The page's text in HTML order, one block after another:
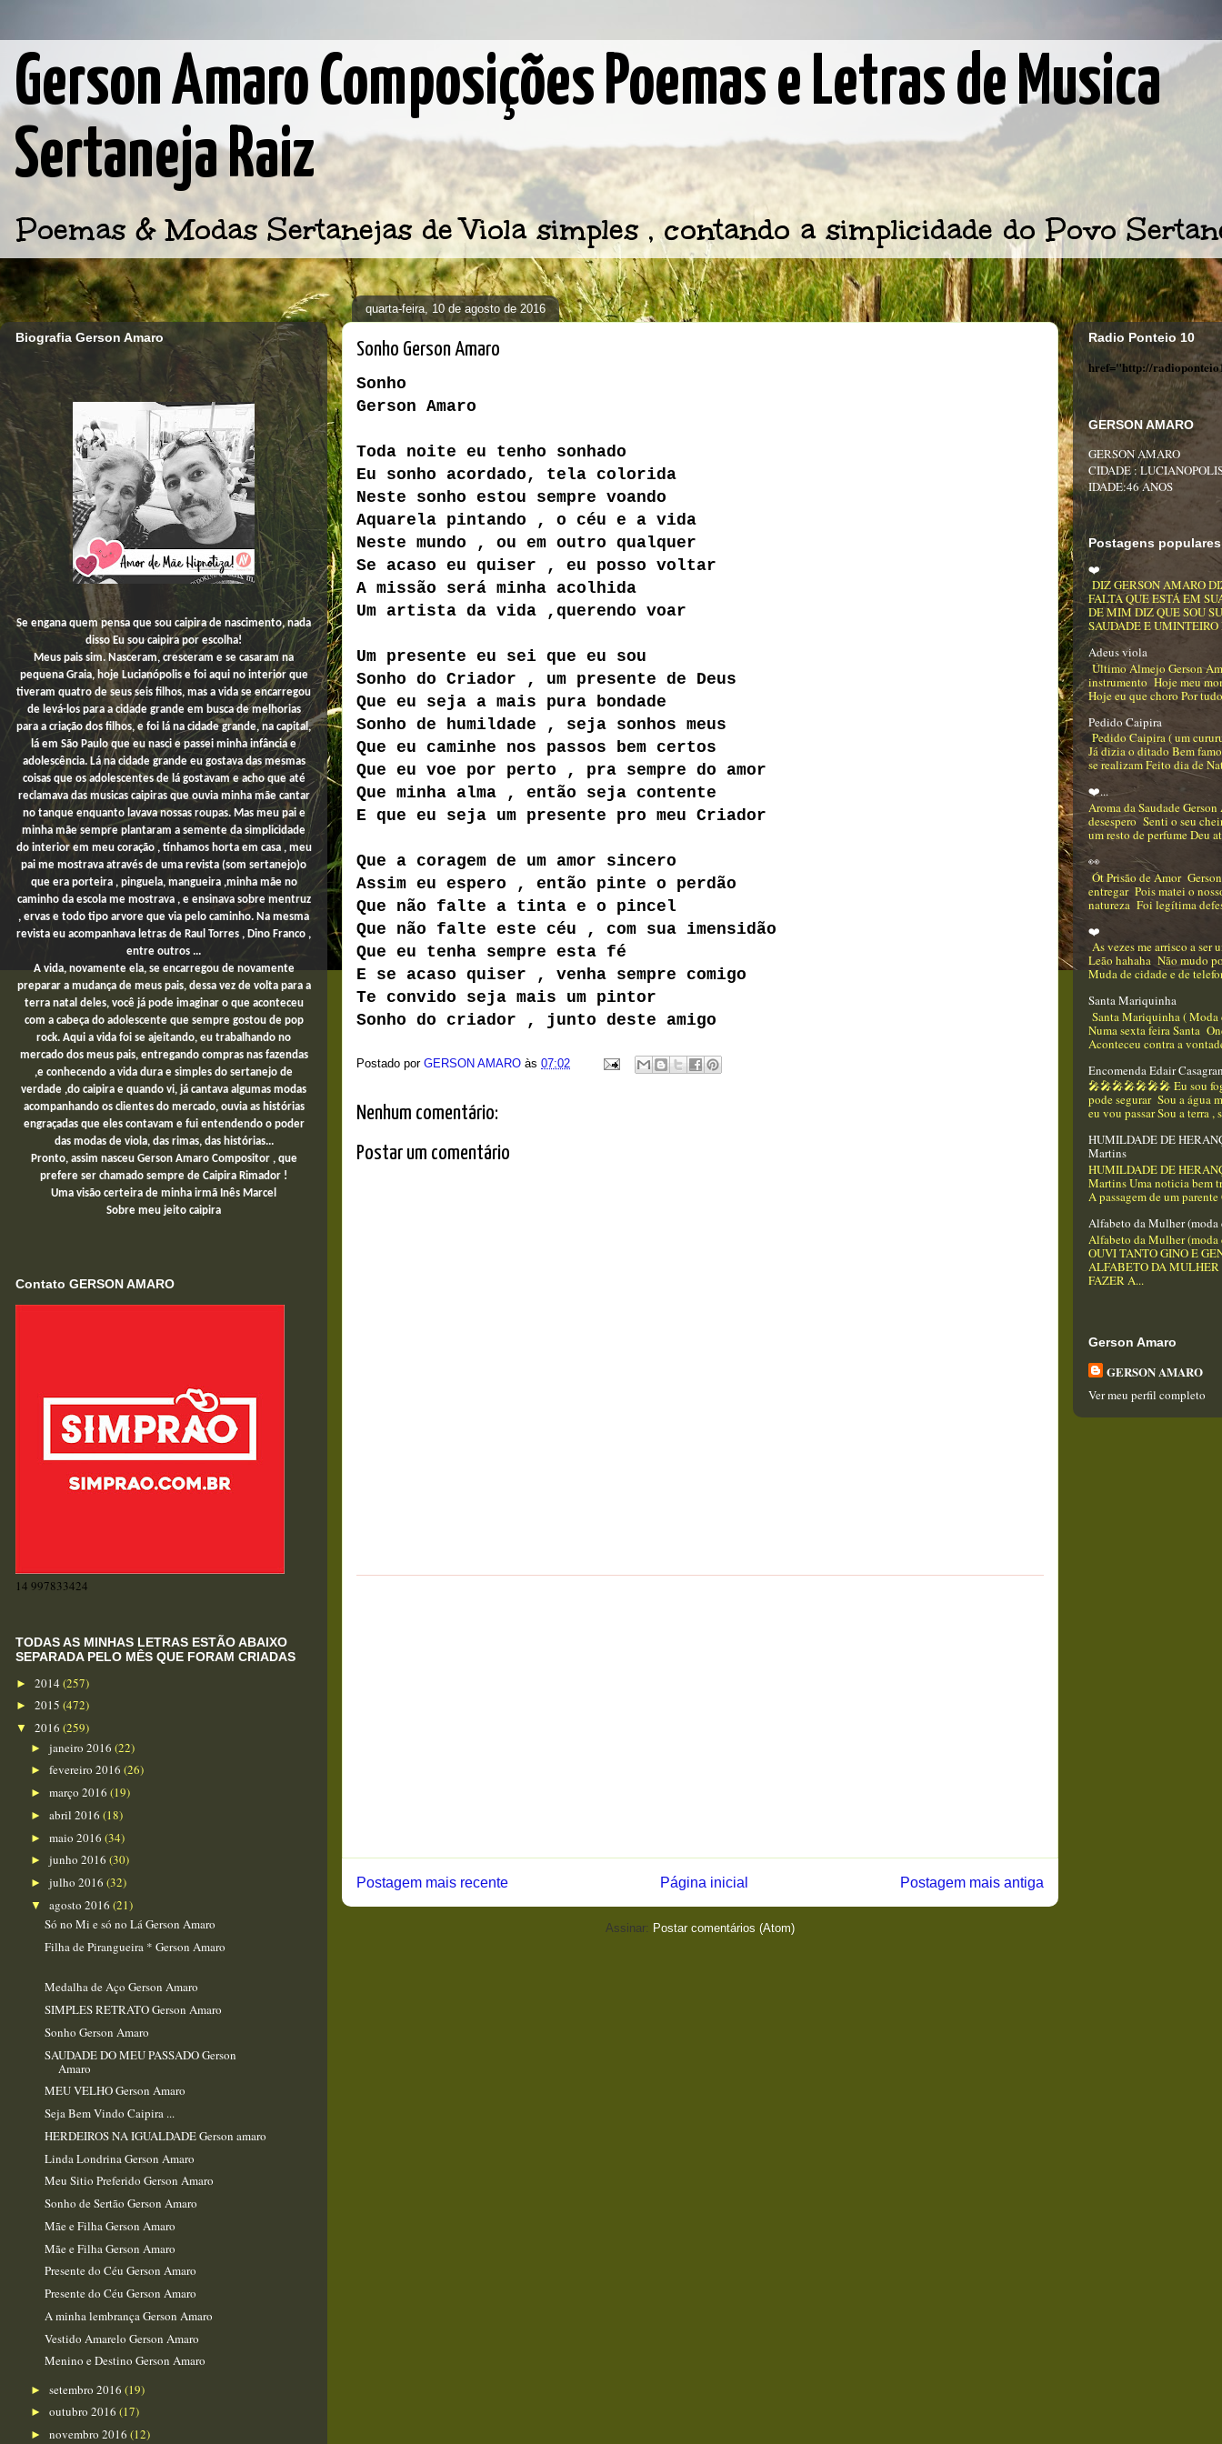
Gerson Amaro Composições Poemas e Letras de Musica
Sertaneja Raiz
Poemas & Modas Sertanejas de Viola simples , contando a simplicidade do Povo
quarta-feira, 10 de agosto de 2016
Sonho Gerson Amaro
Sonho
Gerson Amaro
Toda noite eu tenho sonhado
Eu sonho acordado, tela colorida
Neste sonho estou sempre voando
Aquarela pintando , o céu e a vida
Neste mundo , ou em outro qualquer
Se acaso eu quiser , eu posso voltar
A missão será minha acolhida
Um artista da vida ,querendo voar
Um presente eu sei que eu sou
Sonho do Criador , um presente de Deus
Que eu seja a mais pura bondade
Sonho de humildade , seja sonhos meus
Que eu caminhe nos passos bem certos
Que eu voe por perto , pra sempre do amor
Que minha alma , então seja contente
E que eu seja um presente pro meu Criador
Que a coragem de um amor sincero
Assim eu espero , então pinte o perdão
Que não falte a tinta e o pincel
Que não falte este céu , com sua imensidão
Que eu tenha sempre esta fé
E se acaso quiser , venha sempre comigo
Te convido seja mais um pintor
Sonho do criador , junto deste amigo
Postado por GERSON AMARO às 07:02
Nenhum comentário:
Postar um comentário
Postagem mais recente Postagem mais antiga
Página inicial
Assinar: Postar comentários (Atom)
Biografia Gerson Amaro
Se engana quem pensa que sou caipira de nascimento, nada
dissoEu sou caipira por escolha!
Meus pais sim. Nasceram, cresceram e se casaram na
pequena Graia, hoje Lucianópolis e foi aqui no interior que
tiveram quatro de seus seis filhos, mas a vida se encarregou
de levá-los para a cidade grande em busca de melhorias
para a criação dos filhos, e foi lá na cidade grande, na capital,
lá em São Paulo que eu nasci e passei minha infância e
adolescência. Lá na cidade grande eu gostava das mesmas
coisas que os adolescentes de lá gostavam e acho que até
reclamava das musicas caipiras que ouvia minha mãe cantar
no tanque enquanto lavava nossas roupas. Mas meu pai e
minha mãe sempre plantaram a semente da simplicidade
do interior em meu coração , tínhamos horta em casa , meu
pai me mostrava através de uma revista (som sertanejo)o
que era porteira , pinguela, mangueira ,minha mãe no
caminho da escola me mostrava , e ensinava sobre mentruz
, ervas e todo tipo arvore que via pelo caminho. Na mesma
revista eu acompanhava letras de Raul Torres , Dino Franco ,
entre outros ...
A vida, novamente ela, se encarregou de novamente
preparar a mudança de meus pais, dessa vez de volta para a
terra natal deles, você já pode imaginar o que aconteceu
com a cabeça do adolescente que sempre gostou de pop
rock. Aqui a vida foi se ajeitando, eu trabalhando no
mercado dos meus pais, entregando compras nas fazendas
,e conhecendo a vida dura e simples do sertanejo de
verdade ,do caipira e quando vi, já cantava algumas modas
acompanhando os clientes do mercado, ouvia as histórias
engraçadas que eles contavam e fui entendendo o poder
das modas de viola, das rimas, das histórias...
Pronto, assim nasceu Gerson Amaro Compositor , que
prefere ser chamado sempre de Caipira Rimador !
Uma visão certeira de minha irmã Inês Marcel
Sobre meu jeito caipira
Contato GERSON AMARO
14 997833424
TODAS AS MINHAS LETRAS ESTÃO ABAIXO
SEPARADA PELO MÊS QUE FORAM CRIADAS
► 2014 (257)
► 2015 (472)
▼ 2016 (259)
► janeiro 2016 (22)
► fevereiro 2016 (26)
► março 2016 (19)
► abril 2016 (18)
► maio 2016 (34)
► junho 2016 (30)
► julho 2016 (32)
▼ agosto 2016 (21)
Só no Mi e só no Lá Gerson Amaro
Filha de Pirangueira * Gerson Amaro
Medalha de Aço Gerson Amaro
SIMPLES RETRATO Gerson Amaro
Sonho Gerson Amaro
SAUDADE DO MEU PASSADO Gerson
Amaro
MEU VELHO Gerson Amaro
Seja Bem Vindo Caipira ...
HERDEIROS NA IGUALDADE Gerson amaro
Linda Londrina Gerson Amaro
Meu Sitio Preferido Gerson Amaro
Sonho de Sertão Gerson Amaro
Mãe e Filha Gerson Amaro
Mãe e Filha Gerson Amaro
Presente do Céu Gerson Amaro
Presente do Céu Gerson Amaro
A minha lembrança Gerson Amaro
Vestido Amarelo Gerson Amaro
Menino e Destino Gerson Amaro
► setembro 2016 (19)
► outubro 2016 (17)
► novembro 2016 (12)
Radio Ponteio 10
href="http://
GERSON AMARO
GERSON AMARO
CIDADE :
IDADE:46 ANOS
Postagens populares
❤️
DIZ GERSON AMARO
FALTA QUE ESTÁ EM
DE MIM DIZ QUE SOU
SAUDADE E UMINTEIRO
Adeus viola
Último Almejo Gerson
instrumento Hoje meu
Hoje eu que choro Por
Pedido Caipira
Pedido Caipira ( um
Já dizia o ditado Bem
se realizam Feito dia de
❤️...
Aroma da Saudade
desespero Senti o seu
um resto de perfume Deu
👀
Ót Prisão de Amor
entregar Pois matei o
natureza Foi legítima
❤️
As vezes me arrisco a ser
Leão hahaha Não mudo
Muda de cidade e de
Santa Mariquinha
Santa Mariquinha (
Numa sexta feira Santa
Aconteceu contra a
Encomenda Edair
🎤🎤🎤🎤🎤🎤🎤 Eu sou
pode segurar Sou a água
eu vou passar Sou a terra ,
HUMILDADE DE
Martins
HUMILDADE DE
Martins Uma noticia bem
A passagem de um
Alfabeto da Mulher
Alfabeto da Mulher
OUVI TANTO GINO E
ALFABETO DA
FAZER A...
Gerson Amaro
GERSON AMARO
Ver meu perfil completo